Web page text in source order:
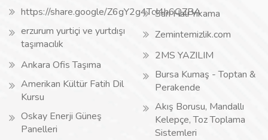
https://share.google/Z6gY2g4TcI4h6QZBA
erzurum yurtiçi ve yurtdışı
taşımacılık
Ankara Ofis Taşıma
Amerikan Kültür Fatih Dil
Kursu
Oskay Enerji Güneş
Panelleri
Sarı Halı Yıkama
Zemintemizlik.com
2MS YAZILIM
Bursa Kumaş - Toptan &
Perakende
Akış Borusu, Mandallı
Kelepçe, Toz Toplama
Sistemleri